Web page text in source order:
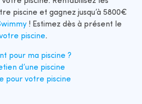
piscine et gagnez jusqu’à 5800€
! Estimez dès à présent le
piscine.
pour ma piscine ?
d’une piscine
pour votre piscine